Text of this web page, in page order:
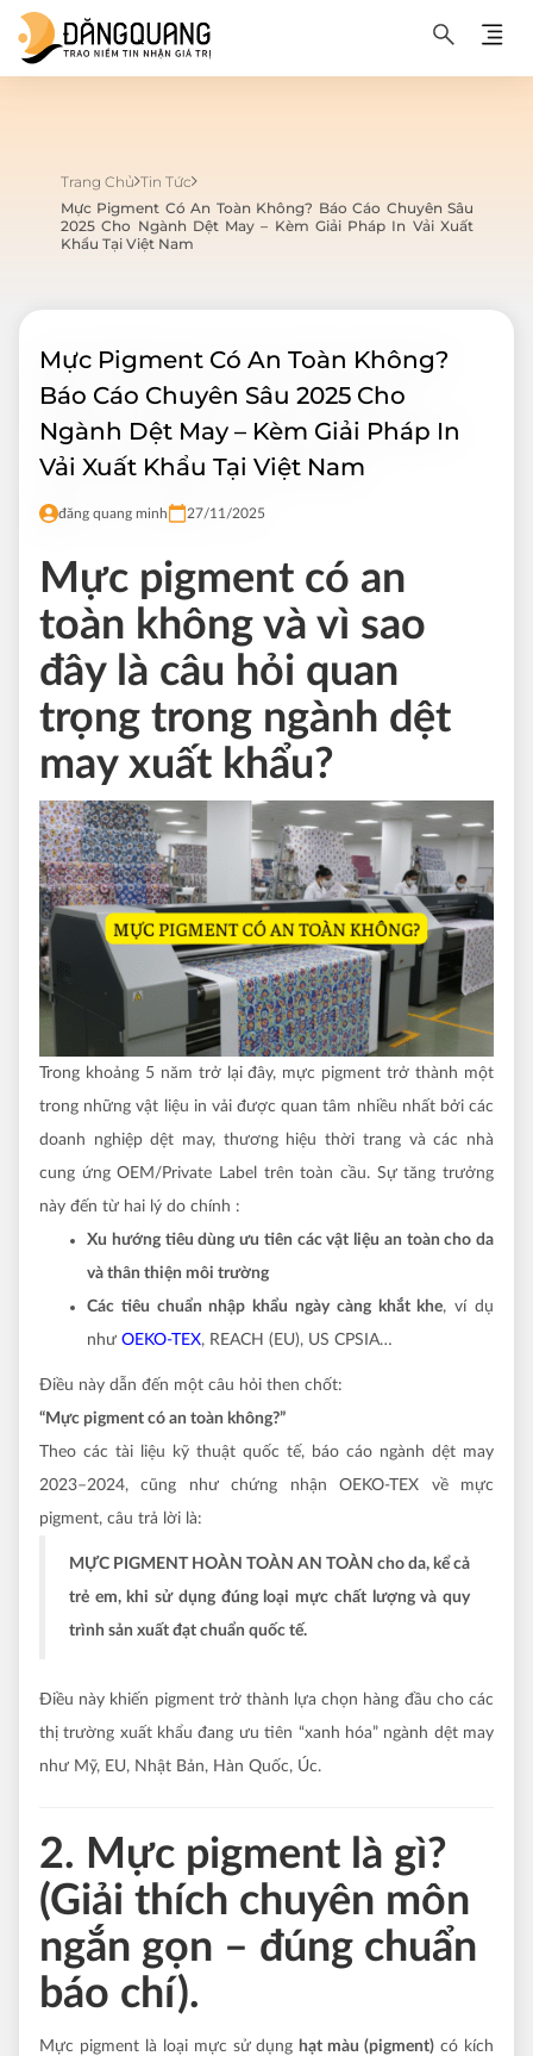
Trang Chủ Tin Tức
Mực Pigment Có An Toàn Không? Báo Cáo Chuyên Sâu
2025 Cho Ngành Dệt May – Kèm Giải Pháp In Vải Xuất
Khẩu Tại Việt Nam
Mực Pigment Có An Toàn Không?
Báo Cáo Chuyên Sâu 2025 Cho
Ngành Dệt May – Kèm Giải Pháp In
Vải Xuất Khẩu Tại Việt Nam
đăng quang minh 27/11/2025
Mực pigment có an
toàn không và vì sao
đây là câu hỏi quan
trọng trong ngành dệt
may xuất khẩu?
Trong khoảng 5 năm trở lại đây, mực pigment trở thành một
trong những vật liệu in vải được quan tâm nhiều nhất bởi các
doanh nghiệp dệt may, thương hiệu thời trang và các nhà
cung ứng OEM/Private Label trên toàn cầu. Sự tăng trưởng
này đến từ hai lý do chính :
Xu hướng tiêu dùng ưu tiên các vật liệu an toàn cho da
và thân thiện môi trường
Các tiêu chuẩn nhập khẩu ngày càng khắt khe, ví dụ
như OEKO-TEX, REACH (EU), US CPSIA…
Điều này dẫn đến một câu hỏi then chốt:
“Mực pigment có an toàn không?”
Theo các tài liệu kỹ thuật quốc tế, báo cáo ngành dệt may
2023–2024, cũng như chứng nhận OEKO-TEX về mực
pigment, câu trả lời là:
MỰC PIGMENT HOÀN TOÀN AN TOÀN cho da, kể cả
trẻ em, khi sử dụng đúng loại mực chất lượng và quy
trình sản xuất đạt chuẩn quốc tế.
Điều này khiến pigment trở thành lựa chọn hàng đầu cho các
thị trường xuất khẩu đang ưu tiên “xanh hóa” ngành dệt may
như Mỹ, EU, Nhật Bản, Hàn Quốc, Úc.
2. Mực pigment là gì?
(Giải thích chuyên môn
ngắn gọn – đúng chuẩn
báo chí).
Mực pigment là loại mực sử dụng hạt màu (pigment) có kích